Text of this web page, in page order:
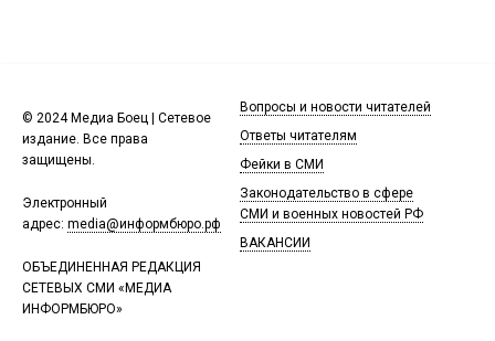
© 2024 Медиа Боец | Сетевое
издание. Все права
защищены.
Электронный
адрес: media@информбюро.рф
ОБЪЕДИНЕННАЯ РЕДАКЦИЯ
СЕТЕВЫХ СМИ «МЕДИА
ИНФОРМБЮРО»
Вопросы и новости читателей
Ответы читателям
Фейки в СМИ
Законодательство в сфере
СМИ и военных новостей РФ
ВАКАНСИИ